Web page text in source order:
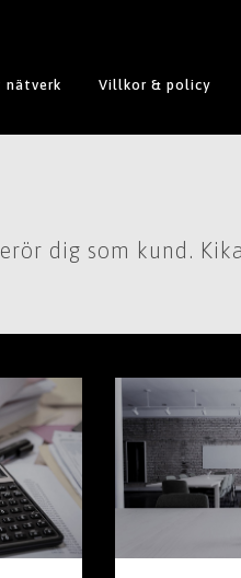
nätverk Villkor & policy
dig som kund.